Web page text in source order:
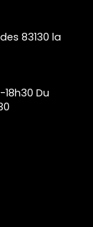
83130 la
Du